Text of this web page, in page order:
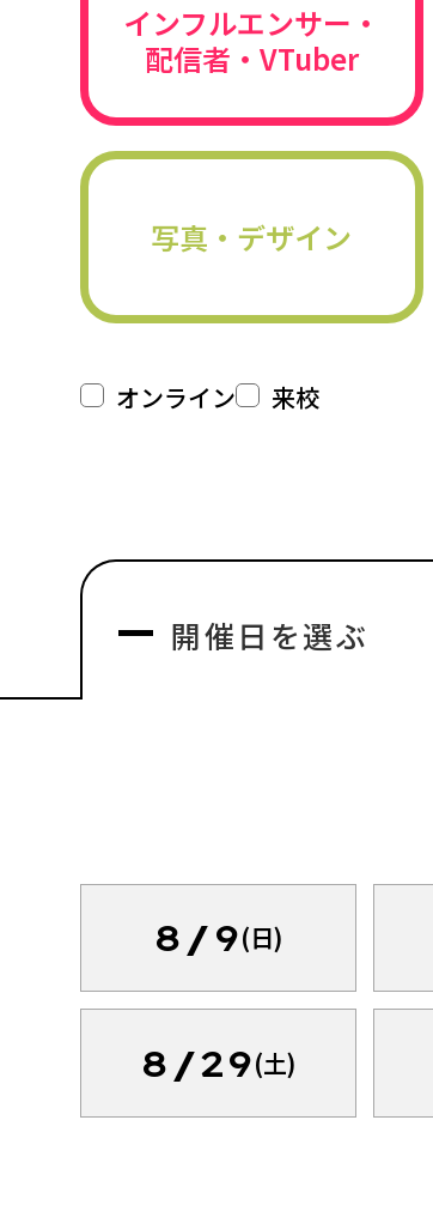
インフルエンサー・
配信者・VTuber
写真・デザイン
オンライン 来校
開催日を選ぶ
8/9(日)
8/29(土)